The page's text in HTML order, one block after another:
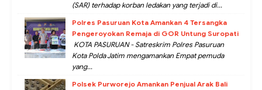
(SAR) terhadap korban ledakan yang terjadi di...
Polres Pasuruan Kota Amankan 4 Tersangka
Pengeroyokan Remaja di GOR Untung Suropati
KOTA PASURUAN - Satreskrim Polres Pasuruan
Kota Polda Jatim mengamankan Empat pemuda
yang...
Polsek Purworejo Amankan Penjual Arak Bali